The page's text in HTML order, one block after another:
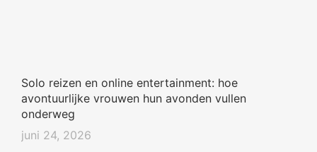
Solo reizen en online entertainment: hoe
avontuurlijke vrouwen hun avonden vullen
onderweg
juni 24, 2026